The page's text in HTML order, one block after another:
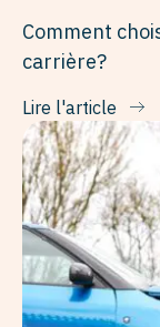
Comment
carrière?
Lire l'article